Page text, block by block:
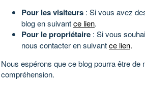
Pour les visiteurs : Si vous avez
blog en suivantce lien.
Pour le propriétaire : Si vous
nous contacter en suivantce lien.
Nous espérons que ce blog pourra être
compréhension.